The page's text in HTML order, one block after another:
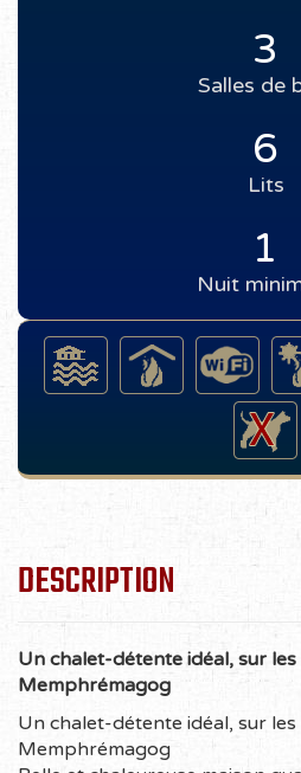
3
Salles de
6
Lits
1
Nuit
DESCRIPTION
Un chalet-détente idéal, sur les
Memphrémagog
Un chalet-détente idéal, sur
Memphrémagog